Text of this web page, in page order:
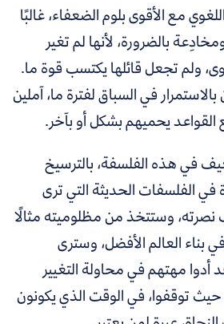
مع الأقوى بلوم الضعفاء، غالبًا
بالضرورة، لأنها لم تغير
ولم تجعل قائلها يكتسب قوة ما.
في السباق لفترة ما، آملين
يحميهم بشكل أو بآخر.
في هذه الفلسفة، بالترسيخ
في الفلسفات الحديثة التي ترى
وستتخذ من مظلوميته مثالًا
بناء العالم الأفضل، وسترى
مهتهم في محاولة التغيير
توقفوا، في الوقت الذي يكونون